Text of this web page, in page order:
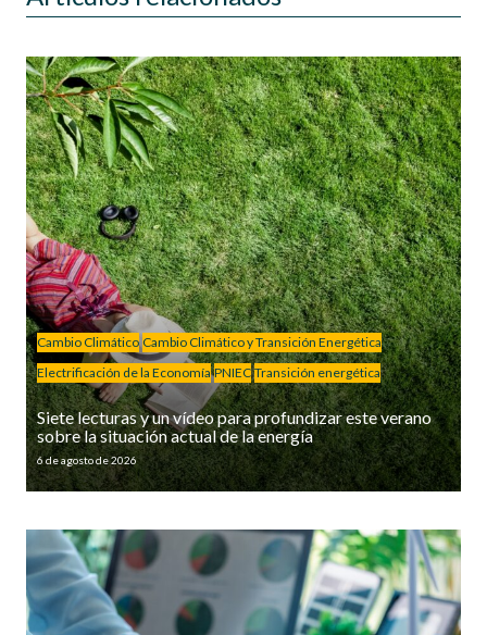
Cambio Climático Cambio Climático y Transición Energética
Electrificación de la Economía PNIEC Transición energética
Siete lecturas y un vídeo para profundizar este verano
sobre la situación actual de la energía
6 de agosto de 2026